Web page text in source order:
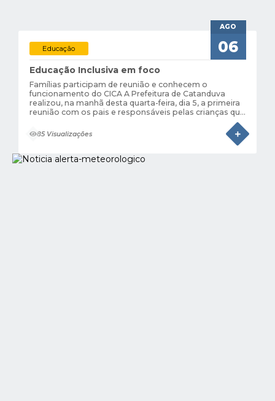
Educação
AGO
06
Educação Inclusiva em foco
Famílias participam de reunião e conhecem o
funcionamento do CICA A Prefeitura de Catanduva
realizou, na manhã desta quarta-feira, dia 5, a primeira
reunião com os pais e responsáveis pelas crianças que
Integrado da Criança Autista...
85 Visualizações